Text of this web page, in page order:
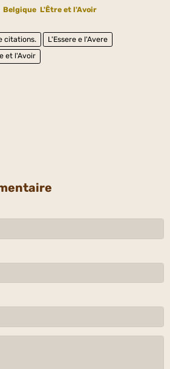
Belgique L'Être et l'Avoir
citations.
L'Essere e l'Avere
et l'Avoir